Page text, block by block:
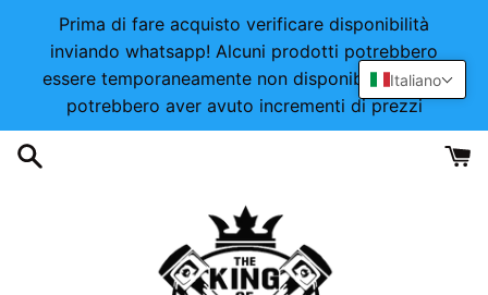
direttamente
Prima di fare acquisto verificare disponibilità
inviando whatsapp! Alcuni prodotti potrebbero
essere temporaneamente non disponibili o alcuni
potrebbero aver avuto incrementi di prezzi
Italiano